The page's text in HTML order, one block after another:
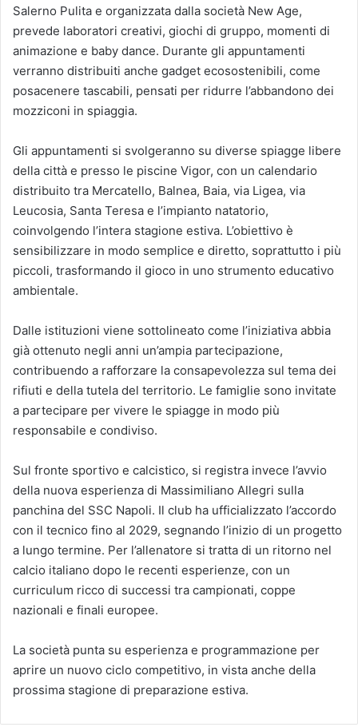
Salerno Pulita e organizzata dalla società New Age,
prevede laboratori creativi, giochi di gruppo, momenti di
animazione e baby dance. Durante gli appuntamenti
verranno distribuiti anche gadget ecosostenibili, come
posacenere tascabili, pensati per ridurre l’abbandono dei
mozziconi in spiaggia.
Gli appuntamenti si svolgeranno su diverse spiagge libere
della città e presso le piscine Vigor, con un calendario
distribuito tra Mercatello, Balnea, Baia, via Ligea, via
Leucosia, Santa Teresa e l’impianto natatorio,
coinvolgendo l’intera stagione estiva. L’obiettivo è
sensibilizzare in modo semplice e diretto, soprattutto i più
piccoli, trasformando il gioco in uno strumento educativo
ambientale.
Dalle istituzioni viene sottolineato come l’iniziativa abbia
già ottenuto negli anni un’ampia partecipazione,
contribuendo a rafforzare la consapevolezza sul tema dei
rifiuti e della tutela del territorio. Le famiglie sono invitate
a partecipare per vivere le spiagge in modo più
responsabile e condiviso.
Sul fronte sportivo e calcistico, si registra invece l’avvio
della nuova esperienza di Massimiliano Allegri sulla
panchina del SSC Napoli. Il club ha ufficializzato l’accordo
con il tecnico fino al 2029, segnando l’inizio di un progetto
a lungo termine. Per l’allenatore si tratta di un ritorno nel
calcio italiano dopo le recenti esperienze, con un
curriculum ricco di successi tra campionati, coppe
nazionali e finali europee.
La società punta su esperienza e programmazione per
aprire un nuovo ciclo competitivo, in vista anche della
prossima stagione di preparazione estiva.